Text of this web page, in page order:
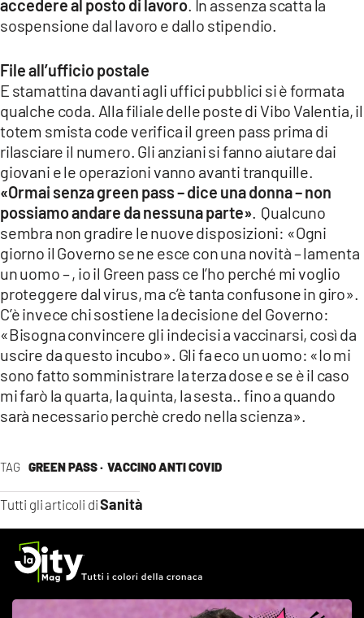
TAG GREEN PASS · VACCINO ANTI COVID
Tutti gli articoli diSanità
accedere al posto di lavoro . In assenza scatta la
sospensione dal lavoro e dallo stipendio.
File all’ufficio postale
E stamattina davanti agli uffici pubblici si è formata
qualche coda. Alla filiale delle poste di Vibo Valentia, il
totem smista code verifica il green pass prima di
rilasciare il numero. Gli anziani si fanno aiutare dai
giovani e le operazioni vanno avanti tranquille.
«Ormai senza green pass – dice una donna – non
possiamo andare da nessuna parte» . Qualcuno
sembra non gradire le nuove disposizioni: «Ogni
giorno il Governo se ne esce con una novità – lamenta
un uomo – , io il Green pass ce l’ho perché mi voglio
proteggere dal virus, ma c’è tanta confusone in giro».
C’è invece chi sostiene la decisione del Governo:
«Bisogna convincere gli indecisi a vaccinarsi, così da
uscire da questo incubo». Gli fa eco un uomo: «Io mi
sono fatto somministrare la terza dose e se è il caso
mi farò la quarta, la quinta, la sesta.. fino a quando
sarà necessario perchè credo nella scienza».